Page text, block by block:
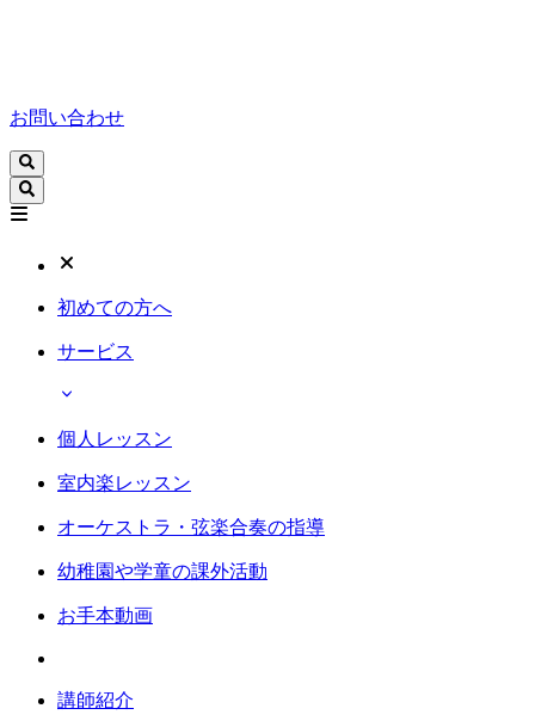
お問い合わせ
初めての方へ
サービス
個人レッスン
室内楽レッスン
オーケストラ・弦楽合奏の指導
幼稚園や学童の課外活動
お手本動画
講師紹介